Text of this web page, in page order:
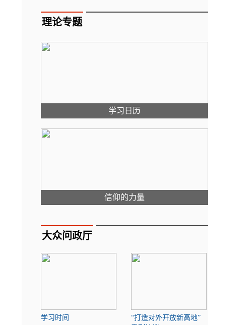
理论专题
学习日历
信仰的力量
大众问政厅
学习时间
“打造对外开放新高地”